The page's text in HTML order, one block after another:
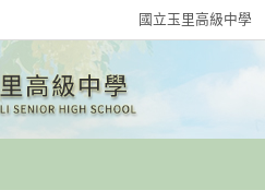
國立玉里高級中學